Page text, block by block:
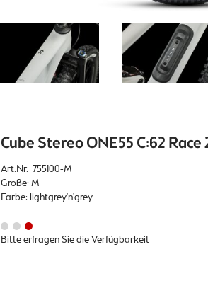
Cube Stereo ONE55 C:62
Art.Nr. 755100-M
Größe: M
Farbe: lightgrey'n'grey
Bitte erfragen Sie die Verfügbarkeit